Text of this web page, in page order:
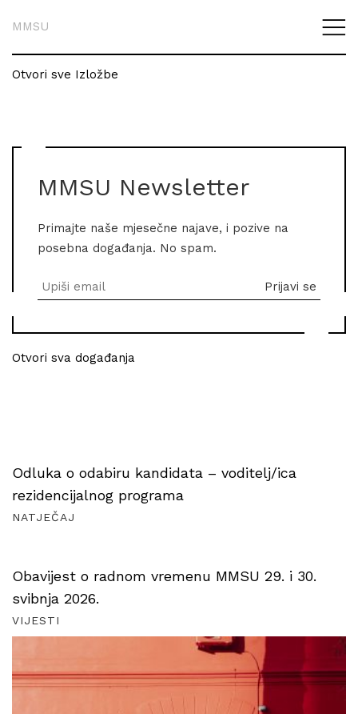
MMSU
Otvori sve Izložbe
MMSU Newsletter
Primajte naše mjesečne najave, i pozive na
posebna događanja. No spam.
Otvori sva događanja
Odluka o odabiru kandidata – voditelj/ica
rezidencijalnog programa
NATJEČAJ
Obavijest o radnom vremenu MMSU 29. i 30.
svibnja 2026.
VIJESTI